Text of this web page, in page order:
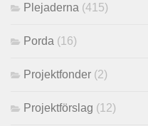
Plejaderna (415)
Porda (16)
Projektfonder (2)
Projektförslag (12)